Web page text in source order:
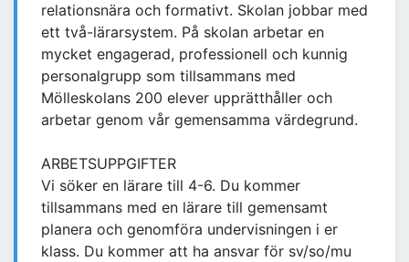
relationsnära och formativt. Skolan jobbar med
ett två-lärarsystem. På skolan arbetar en
mycket engagerad, professionell och kunnig
personalgrupp som tillsammans med
Mölleskolans 200 elever upprätthåller och
arbetar genom vår gemensamma värdegrund.
ARBETSUPPGIFTER
Vi söker en lärare till 4-6. Du kommer
tillsammans med en lärare till gemensamt
planera och genomföra undervisningen i er
klass. Du kommer att ha ansvar för sv/so/mu